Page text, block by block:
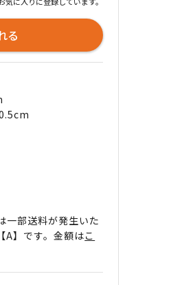
る
一部送料が発生いた
A】です。金額はこ